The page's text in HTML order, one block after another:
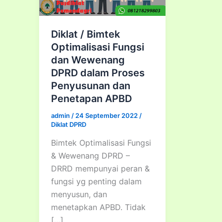
Diklat / Bimtek
Optimalisasi Fungsi
dan Wewenang
DPRD dalam Proses
Penyusunan dan
Penetapan APBD
admin / 24 September 2022 /
Diklat DPRD
Bimtek Optimalisasi Fungsi
& Wewenang DPRD –
DRRD mempunyai peran &
fungsi yg penting dalam
menyusun, dan
menetapkan APBD. Tidak